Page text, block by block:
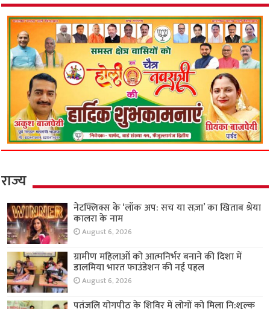
राज्य
नेटफ्लिक्स के ‘लॉक अप: सच या सज़ा’ का खिताब श्रेया
कालरा के नाम
August 6, 2026
ग्रामीण महिलाओं को आत्मनिर्भर बनाने की दिशा में
डालमिया भारत फाउंडेशन की नई पहल
August 6, 2026
पतंजलि योगपीठ के शिविर में लोगों को मिला नि:शुल्क